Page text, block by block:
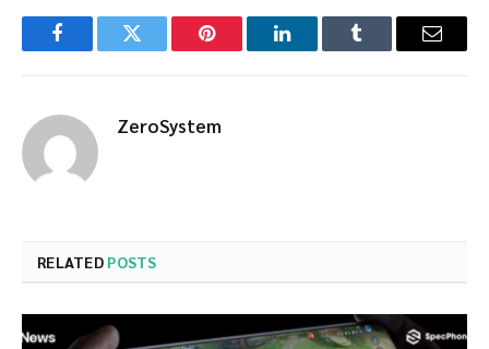
FacebookTwitter Pinterest LinkedInTumblr Email
ZeroSystem
RELATED POSTS